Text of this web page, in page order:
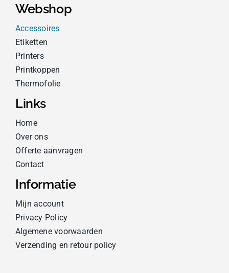
Webshop
Accessoires
Etiketten
Printers
Printkoppen
Thermofolie
Links
Home
Over ons
Offerte aanvragen
Contact
Informatie
Mijn account
Privacy Policy
Algemene voorwaarden
Verzending en retour policy